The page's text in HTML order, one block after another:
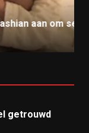
sekstape
getrouwd